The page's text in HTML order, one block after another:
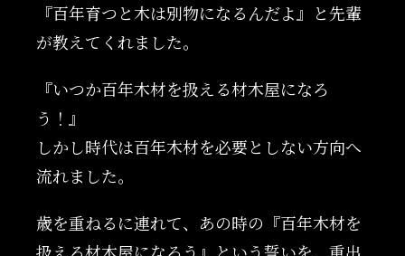
『百年育つと木は別物になるんだよ』と先輩
が教えてくれました。
『いつか百年木材を扱える材木屋になろ
う！』
しかし時代は百年木材を必要としない方向へ
流れました。
歳を重ねるに連れて、あの時の『百年木材を